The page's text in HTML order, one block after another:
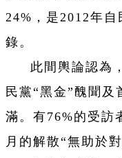
24%，是2012年
錄。
此間輿論認為
民黨“黑金”醜聞及
滿。有76%的受訪
月的解散“無助於